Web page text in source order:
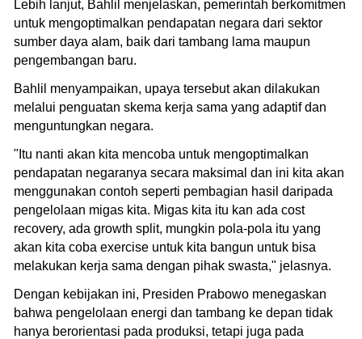
Lebih lanjut, Bahlil menjelaskan, pemerintah berkomitmen
untuk mengoptimalkan pendapatan negara dari sektor
sumber daya alam, baik dari tambang lama maupun
pengembangan baru.
Bahlil menyampaikan, upaya tersebut akan dilakukan
melalui penguatan skema kerja sama yang adaptif dan
menguntungkan negara.
"Itu nanti akan kita mencoba untuk mengoptimalkan
pendapatan negaranya secara maksimal dan ini kita akan
menggunakan contoh seperti pembagian hasil daripada
pengelolaan migas kita. Migas kita itu kan ada cost
recovery, ada growth split, mungkin pola-pola itu yang
akan kita coba exercise untuk kita bangun untuk bisa
melakukan kerja sama dengan pihak swasta," jelasnya.
Dengan kebijakan ini, Presiden Prabowo menegaskan
bahwa pengelolaan energi dan tambang ke depan tidak
hanya berorientasi pada produksi, tetapi juga pada